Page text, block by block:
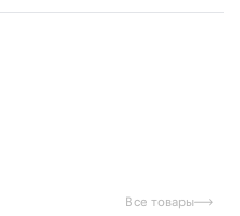
Все товары